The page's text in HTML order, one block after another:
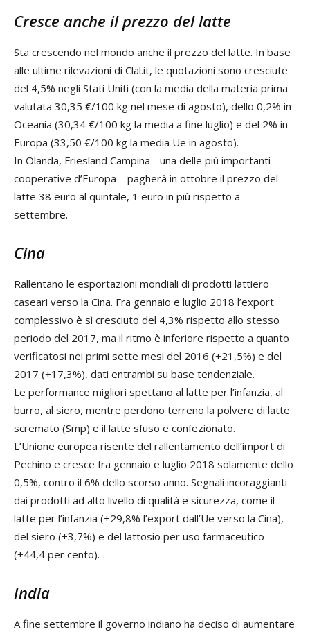
Cresce anche il prezzo del latte
Sta crescendo nel mondo anche il prezzo del latte. In base
alle ultime rilevazioni di Clal.it, le quotazioni sono cresciute
del 4,5% negli Stati Uniti (con la media della materia prima
valutata 30,35 €/100 kg nel mese di agosto), dello 0,2% in
Oceania (30,34 €/100 kg la media a fine luglio) e del 2% in
Europa (33,50 €/100 kg la media Ue in agosto).
In Olanda, Friesland Campina - una delle più importanti
cooperative d’Europa – pagherà in ottobre il prezzo del
latte 38 euro al quintale, 1 euro in più rispetto a
settembre.
Cina
Rallentano le esportazioni mondiali di prodotti lattiero
caseari verso la Cina. Fra gennaio e luglio 2018 l’export
complessivo è sì cresciuto del 4,3% rispetto allo stesso
periodo del 2017, ma il ritmo è inferiore rispetto a quanto
verificatosi nei primi sette mesi del 2016 (+21,5%) e del
2017 (+17,3%), dati entrambi su base tendenziale.
Le performance migliori spettano al latte per l’infanzia, al
burro, al siero, mentre perdono terreno la polvere di latte
scremato (Smp) e il latte sfuso e confezionato.
L’Unione europea risente del rallentamento dell’import di
Pechino e cresce fra gennaio e luglio 2018 solamente dello
0,5%, contro il 6% dello scorso anno. Segnali incoraggianti
dai prodotti ad alto livello di qualità e sicurezza, come il
latte per l’infanzia (+29,8% l’export dall’Ue verso la Cina),
del siero (+3,7%) e del lattosio per uso farmaceutico
(+44,4 per cento).
India
A fine settembre il governo indiano ha deciso di aumentare